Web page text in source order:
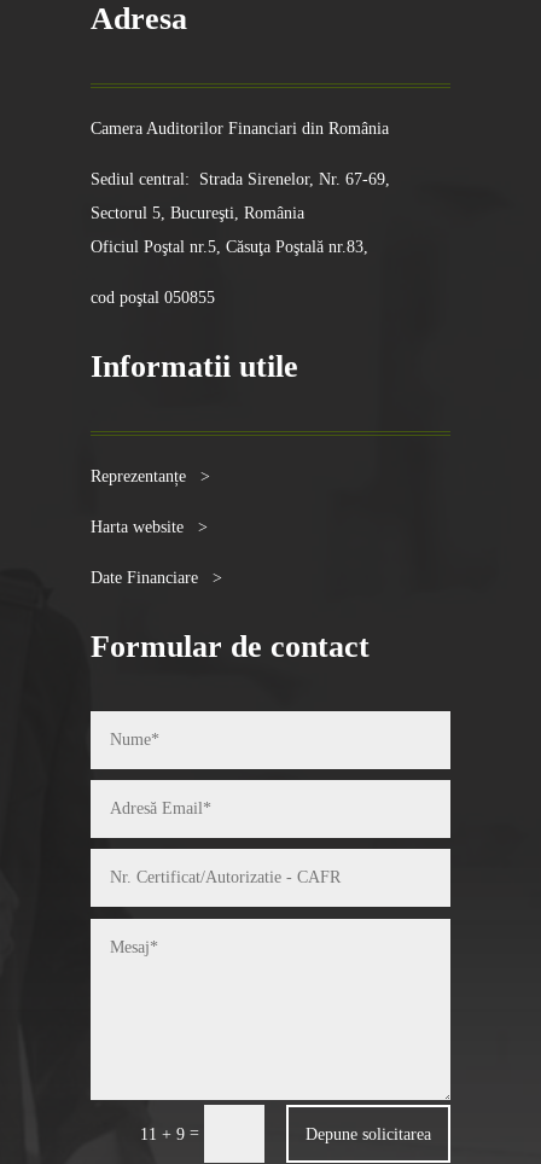
Adresa
Camera Auditorilor Financiari din România
Sediul central: Strada Sirenelor, Nr. 67-69,
Sectorul 5, Bucureşti, România
Oficiul Poştal nr.5, Căsuţa Poştală nr.83,
cod poştal 050855
Informatii utile
Reprezentanțe >
Harta website >
Date Financiare >
Formular de contact
11 + 9 = Depune solicitarea